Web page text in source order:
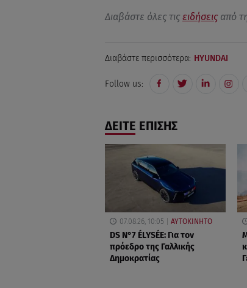
Διαβάστε όλες τις ειδήσειςαπό
Διαβάστε περισσότερα: HYUNDAI
Follow us:
ΔΕΙΤΕ ΕΠΙΣΗΣ
07.08.26, 10:05 ΑΥΤΟΚΙΝΗΤΟ
DS N°7 ÉLYSÉE: Για τον
πρόεδρο της Γαλλικής
Δημοκρατίας